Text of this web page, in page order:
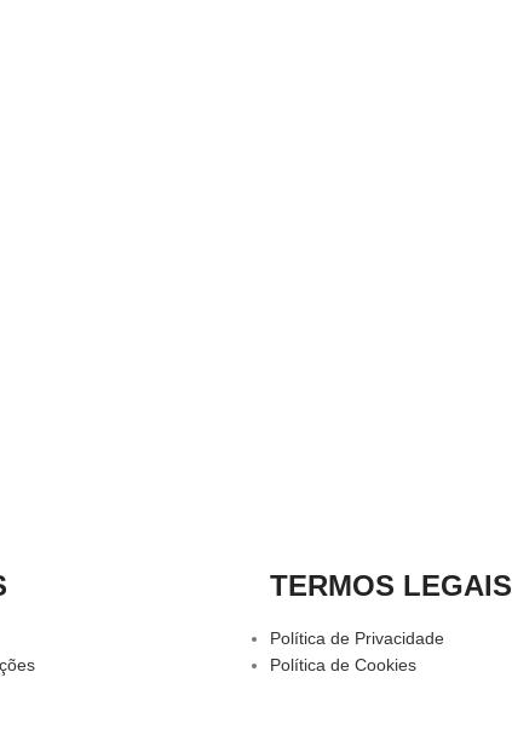
TERMOS LEGAIS
Política de Privacidade
Política de Cookies